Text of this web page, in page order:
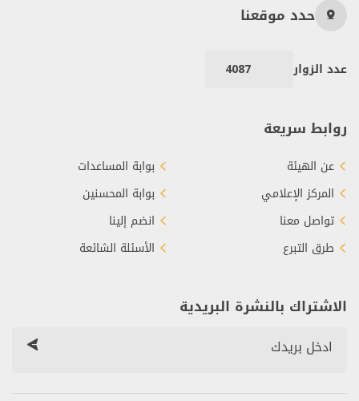
حدد موقعنا
عدد الزوار 4087
روابط سريعة
عن الهيئة
المركز الإعلامي
تواصل معنا
طرق التبرع
بوابة المساعدات
بوابة المحسنين
انضم إلينا
الأسئلة الشائعة
الاشتراك بالنشرة البريدية